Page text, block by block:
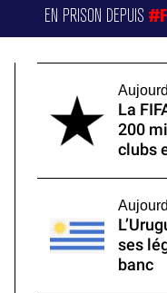
EN PRISON DEPUIS
La
200
clubs
ses
banc